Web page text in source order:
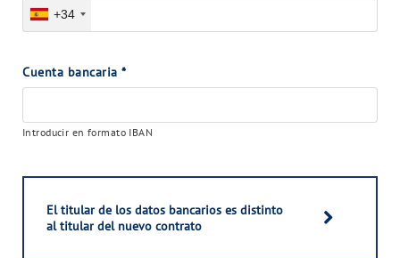
+34
Cuenta bancaria *
Introducir en formato IBAN
El titular de los datos bancarios es distinto
al titular del nuevo contrato